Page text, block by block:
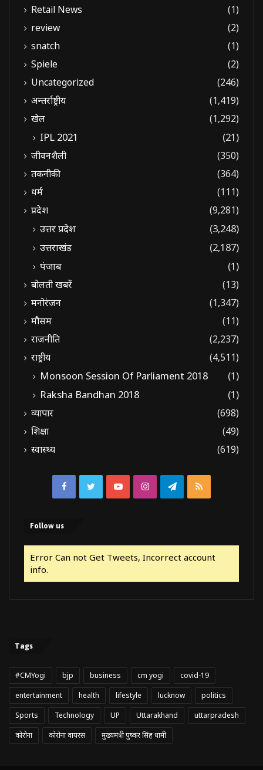
Retail News
(1)
review
(2)
snatch
(1)
Spiele
(2)
Uncategorized
(246)
अन्तर्राष्ट्रीय
(1,419)
खेल
(1,292)
IPL 2021 (21)
जीवनशैली
(350)
तकनीकी
(364)
धर्म
(111)
प्रदेश
(9,281)
उत्तर प्रदेश
(3,248)
उत्तराखंड
(2,187)
पंजाब
(1)
बोलती खबरें
(13)
मनोरंजन
(1,347)
मौसम
(11)
राजनीति
(2,237)
राष्ट्रीय
(4,511)
Monsoon Session Of Parliament 2018
(1)
Raksha Bandhan 2018
(1)
व्यापार
(698)
शिक्षा
(49)
स्वास्थ्य
(619)
FacebookTwitterYouTubeInstagramTelegram
RSS
Follow us
Error Can not Get Tweets, Incorrect account
info.
Tags
#CMYogi bjp business cm yogi
covid-19
entertainment
health lifestyle lucknow
politics
Sports
Technology UP Uttarakhand
uttarpradesh
कोरोना
कोरोना वायरस मुख्यमंत्री पुष्कर सिंह धामी